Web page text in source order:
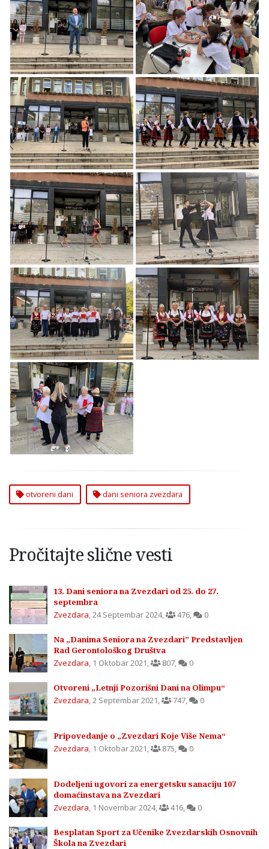
Otvoreni 13 Dani
seniora
Otvoreni 13 Dani
seniora Beograd
Otvoreni 13 Dani
seniora u Beogradu
Otvoreni Dani seniora
Otvoreni Dani seniora
Beograd
Otvoreni Dani seniora
u Beogradu
Otvoreni Dani seniora
Zvezdara
Otvoreni Dani seniora
na Zvezdari
Otvoreni Dani seniora
na Zvezdari Beograd
otvoreni dani dani seniora zvezdara
Pročitajte slične vesti
13. Dani seniora na Zvezdari od 25. do 27.
septembra
Zvezdara,24 Septembar 2024, 476, 0
Na „Danima Seniora na Zvezdari” Predstavljen
Rad Gerontološkog Društva
Zvezdara, 1 Oktobar 2021, 807, 0
Otvoreni „Letnji Pozorišni Dani na Olimpu“
Zvezdara,2 Septembar 2021, 747, 0
Pripovedanje o „Zvezdari Koje Više Nema“
Zvezdara, 1 Oktobar 2021, 875, 0
Dodeljeni ugovori za energetsku sanaciju 107
domaćinstava na Zvezdari
Zvezdara, 1 Novembar 2024, 416, 0
Besplatan Sport za Učenike Zvezdarskih Osnovnih
Škola na Zvezdari